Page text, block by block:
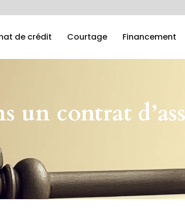
de crédit Courtage Financement
un contrat